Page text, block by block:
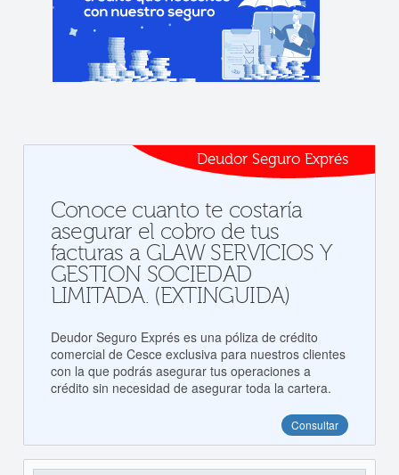
Deudor Seguro Exprés
Conoce cuanto te costaría
asegurar el cobro de tus
facturas a GLAW SERVICIOS Y
GESTION SOCIEDAD
LIMITADA. (EXTINGUIDA)
Deudor Seguro Exprés es una póliza de crédito
comercial de Cesce exclusiva para nuestros clientes
con la que podrás asegurar tus operaciones a
crédito sin necesidad de asegurar toda la cartera.
Consultar